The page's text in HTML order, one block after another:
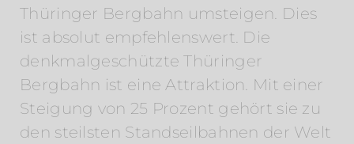
Thüringer Bergbahn umsteigen. Dies
ist absolut empfehlenswert. Die
denkmalgeschützte Thüringer
Bergbahn ist eine Attraktion. Mit einer
Steigung von 25 Prozent gehört sie zu
den steilsten Standseilbahnen der Welt